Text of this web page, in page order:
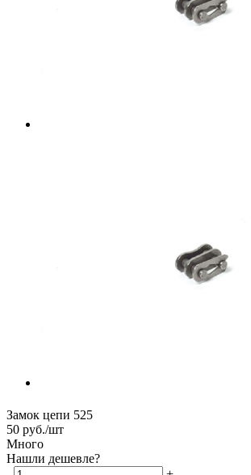
Замок цепи 525
50 руб./шт
Много
Нашли дешевле?